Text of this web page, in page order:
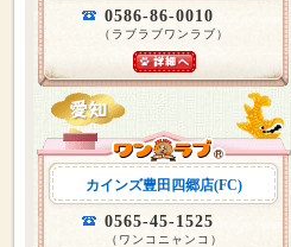
0586-86-0010
（ラブラブワンラブ）
カインズ豊田四郷店(FC)
0565-45-1525
（ワンコニャンコ）